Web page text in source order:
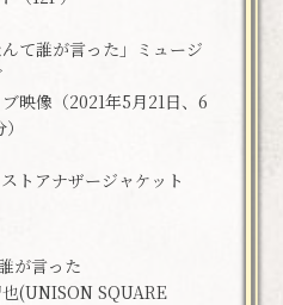
誰が言った」ミュージ
像（2021年5月21日、6
トアナザージャケット
が言った
(UNISON SQUARE